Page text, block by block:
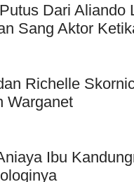
Dari Aliando
Sang Aktor
Richelle
Warganet
Ibu